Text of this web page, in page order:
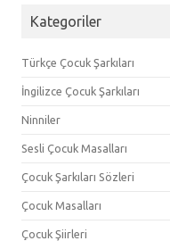
Kategoriler
Türkçe Çocuk Şarkıları
İngilizce Çocuk Şarkıları
Ninniler
Sesli Çocuk Masalları
Çocuk Şarkıları Sözleri
Çocuk Masalları
Çocuk Şiirleri